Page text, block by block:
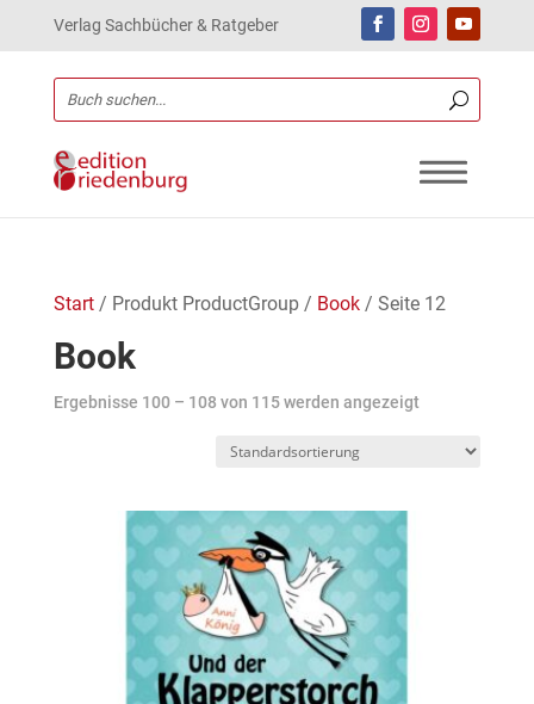
Verlag Sachbücher & Ratgeber
Start/ Produkt ProductGroup / Book/ Seite 12
Book
Ergebnisse 100 – 108 von 115 werden angezeigt